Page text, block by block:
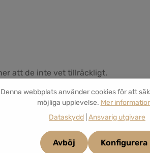
att de inte vet tillräckligt.
Denna webbplats använder cookies för att
möjliga upplevelse. Mer
Dataskydd Ansvarig utgivare
Avböj Konfigurera